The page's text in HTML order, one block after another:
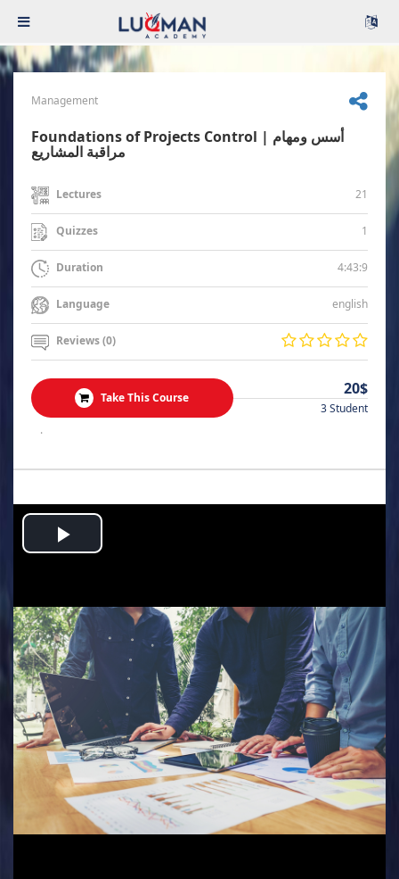
Management
Foundations of Projects Control | أسس ومهام
مراقبة المشاريع
Lectures 21
Quizzes 1
Duration 4:43:9
Language english
Reviews (0)
Take This Course 20$
3 Student
.
Play